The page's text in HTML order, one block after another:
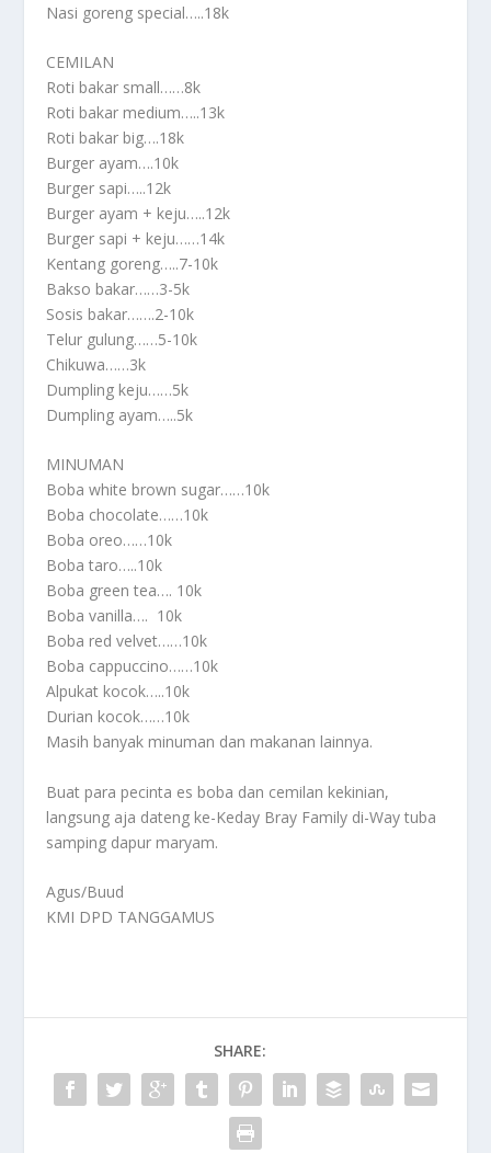
Nasi goreng special…..18k
CEMILAN
Roti bakar small……8k
Roti bakar medium…..13k
Roti bakar big….18k
Burger ayam….10k
Burger sapi…..12k
Burger ayam + keju…..12k
Burger sapi + keju……14k
Kentang goreng…..7-10k
Bakso bakar……3-5k
Sosis bakar…….2-10k
Telur gulung……5-10k
Chikuwa……3k
Dumpling keju……5k
Dumpling ayam…..5k
MINUMAN
Boba white brown sugar……10k
Boba chocolate……10k
Boba oreo……10k
Boba taro…..10k
Boba green tea…. 10k
Boba vanilla…. 10k
Boba red velvet……10k
Boba cappuccino……10k
Alpukat kocok…..10k
Durian kocok……10k
Masih banyak minuman dan makanan lainnya.
Buat para pecinta es boba dan cemilan kekinian,
langsung aja dateng ke-Keday Bray Family di-Way tuba
samping dapur maryam.
Agus/Buud
KMI DPD TANGGAMUS
SHARE: